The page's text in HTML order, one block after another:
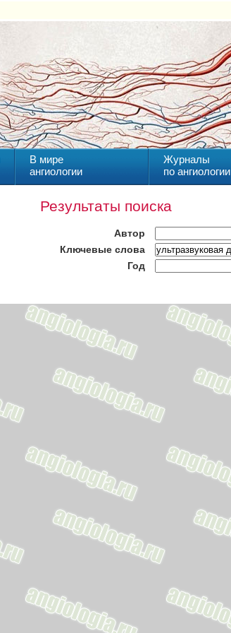
В мире
ангиологии
Журналы
по ангиологии
Результаты поиска
Автор
Ключевые слова
Год